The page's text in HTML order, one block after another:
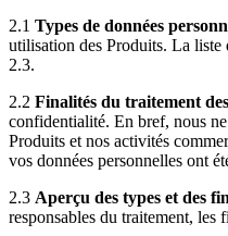
2.1 Types de données
utilisation des Produits. La liste
2.3.
2.2 Finalités du traitement
confidentialité. En bref, nous
Produits et nos activités
vos données personnelles ont
2.3 Aperçu des types et des
responsables du traitement, les